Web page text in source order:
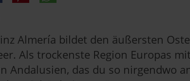
Almería bildet den äußersten
Als trockenste Region Europas
Andalusien, das du so nirgendwo